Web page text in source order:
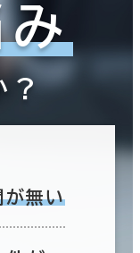
？
が無い